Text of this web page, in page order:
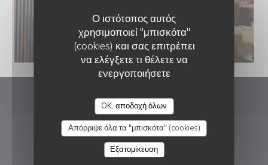
Ο ιστότοπος αυτός
χρησιμοποιεί "μπισκότα"
(cookies) και σας επιτρέπει
να ελέγξετε τι θέλετε να
ενεργοποιήσετε
OK, αποδοχή όλων
Απόρριψε όλα τα "μπισκότα" (cookies)
Εξατομίκευση
Mallard Restaurant
6 Rue Maraldi 06300 Nice((ανοίγει σε νέο
09 85 04 99 17